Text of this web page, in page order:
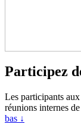
Participez
Les participants
réunions internes
bas ↓